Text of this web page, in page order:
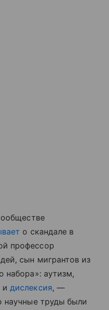
о скандале в
профессор
сын мигрантов из
набора»: аутизм,
идислексия, —
научные труды были